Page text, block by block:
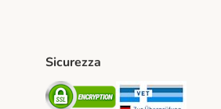
Sicurezza
Security